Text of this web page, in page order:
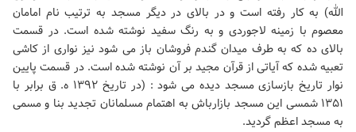
الله) به کار رفته است و در بالای در دیگر ‌مسجد به ترتیب نام امامان
معصوم با زمینه لاجوردی و به رنگ سفید نوشته شده است. در قسمت
بالای ده که به طرف میدان ‌گندم فروشان باز می شود نیز نواری از کاشی
تعبیه شده که آیاتی از قرآن مجید بر آن نوشته شده است. در قسمت پایین
نوار ‌تاریخ بازسازی مسجد دیده می شود : (در تاریخ ۱۳۹۲ ه. ق برابر با
۱۳۵۱ شمسی این مسجد بازارباش به اهتمام مسلمانان ‌تجدید بنا و مسمی
به مسجد اعظم گردید.